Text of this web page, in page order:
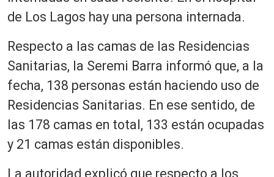
de Los Lagos hay una persona internada.
Respecto a las camas de las Residencias
Sanitarias, la Seremi Barra informó que, a la
fecha, 138 personas están haciendo uso de
Residencias Sanitarias. En ese sentido, de
las 178 camas en total, 133 están ocupadas
y 21 camas están disponibles.
La autoridad explicó que respecto a los